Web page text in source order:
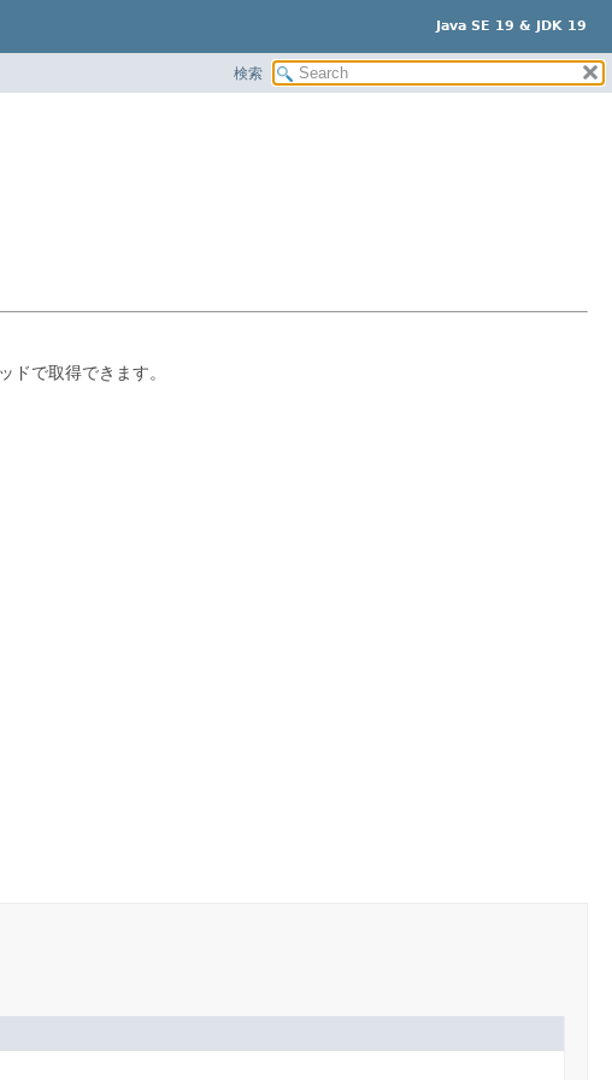
Java SE 19 & JDK 19
検索
ドで取得できます。